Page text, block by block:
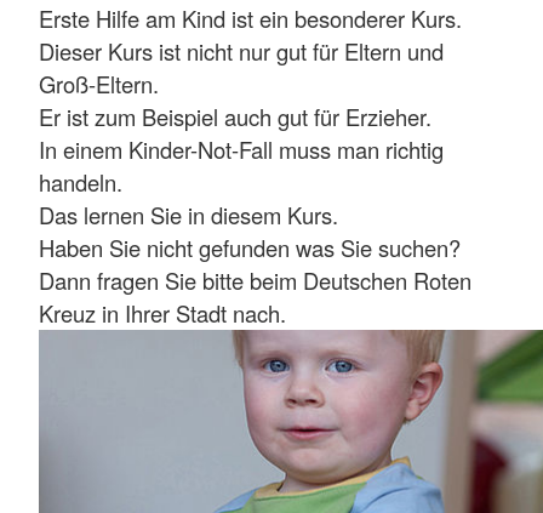
Erste Hilfe am Kind ist ein besonderer Kurs.
Dieser Kurs ist nicht nur gut für Eltern und
Groß-Eltern.
Er ist zum Beispiel auch gut für Erzieher.
In einem Kinder-Not-Fall muss man richtig
handeln.
Das lernen Sie in diesem Kurs.
Haben Sie nicht gefunden was Sie suchen?
Dann fragen Sie bitte beim Deutschen Roten
Kreuz in Ihrer Stadt nach.